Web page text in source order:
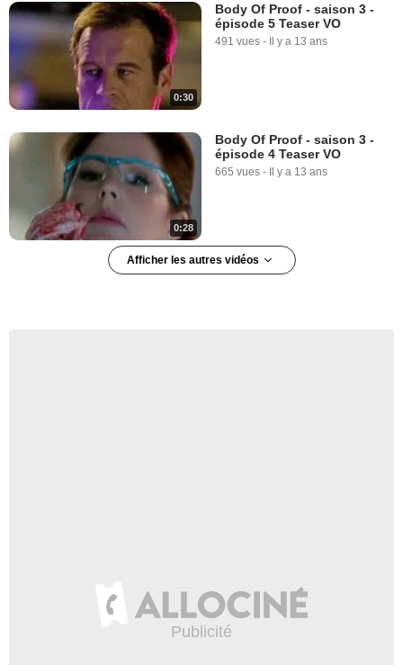
0:30
Body Of Proof - saison 3 -
épisode 5 Teaser VO
491 vues - Il y a 13 ans
0:28
Body Of Proof - saison 3 -
épisode 4 Teaser VO
665 vues - Il y a 13 ans
Afficher les autres vidéos
Body Of Proof - saison 3